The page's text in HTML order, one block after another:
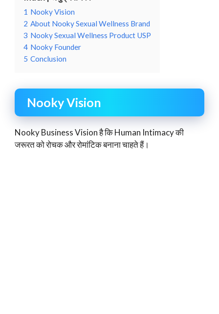
1 Nooky Vision
2 About Nooky Sexual Wellness Brand
3 Nooky Sexual Wellness Product USP
4 Nooky Founder
5 Conclusion
Nooky Vision
Nooky Business Vision है कि Human Intimacy की
जरूरत को रोचक और रोमांटिक बनाना चाहते हैं।